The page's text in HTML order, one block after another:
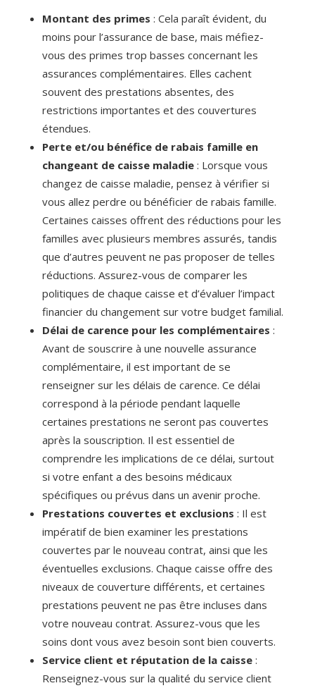
Montant des primes : Cela paraît évident, du
moins pour l’assurance de base, mais méfiez-
vous des primes trop basses concernant les
assurances complémentaires. Elles cachent
souvent des prestations absentes, des
restrictions importantes et des couvertures
étendues.
Perte et/ou bénéfice de rabais famille en
changeant de caisse maladie: Lorsque vous
changez de caisse maladie, pensez à vérifier si
vous allez perdre ou bénéficier de rabais famille.
Certaines caisses offrent des réductions pour les
familles avec plusieurs membres assurés, tandis
que d’autres peuvent ne pas proposer de telles
réductions. Assurez-vous de comparer les
politiques de chaque caisse et d’évaluer l’impact
financier du changement sur votre budget familial.
Délai de carence pour les complémentaires :
Avant de souscrire à une nouvelle assurance
complémentaire, il est important de se
renseigner sur les délais de carence. Ce délai
correspond à la période pendant laquelle
certaines prestations ne seront pas couvertes
après la souscription. Il est essentiel de
comprendre les implications de ce délai, surtout
si votre enfant a des besoins médicaux
spécifiques ou prévus dans un avenir proche.
Prestations couvertes et exclusions : Il est
impératif de bien examiner les prestations
couvertes par le nouveau contrat, ainsi que les
éventuelles exclusions. Chaque caisse offre des
niveaux de couverture différents, et certaines
prestations peuvent ne pas être incluses dans
votre nouveau contrat. Assurez-vous que les
soins dont vous avez besoin sont bien couverts.
Service client et réputation de la caisse:
Renseignez-vous sur la qualité du service client